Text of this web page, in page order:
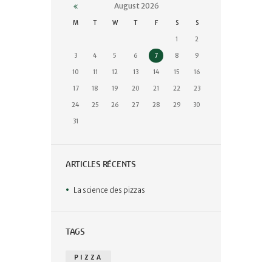
August 2026
M T W T F S S
1 2
3 4 5 6 7 8 9
10 11 12 13 14 15 16
17 18 19 20 21 22 23
24 25 26 27 28 29 30
31
ARTICLES RÉCENTS
La science des pizzas
TAGS
PIZZA